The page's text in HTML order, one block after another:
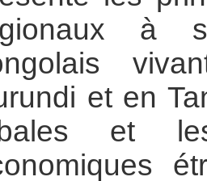
à
et en
et